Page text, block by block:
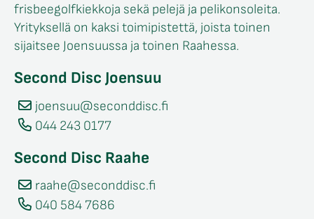
frisbeegolfkiekkoja sekä pelejä ja pelikonsoleita.
Yrityksellä on kaksi toimipistettä, joista toinen
sijaitsee Joensuussa ja toinen Raahessa.
Second Disc Joensuu
joensuu@seconddisc.fi
044 243 0177
Second Disc Raahe
raahe@seconddisc.fi
040 584 7686